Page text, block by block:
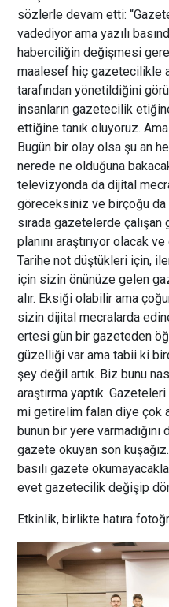
sözlerle devam etti:
vadediyor ama yazılı
haberciliğin değişmesi
maalesef hiç gazetecilikle
tarafından yönetildiğini
insanların gazetecilik
ettiğine tanık oluyoruz.
Bugün bir olay olsa şu an
nerede ne olduğuna
televizyonda da dijital
göreceksiniz ve birçoğu
sırada gazetelerde
planını araştırıyor olacak
Tarihe not düştükleri için,
için sizin önünüze gelen
alır. Eksiği olabilir ama
sizin dijital mecralarda
ertesi gün bir gazeteden
güzelliği var ama tabii ki
şey değil artık. Biz bunu
araştırma yaptık.
mi getirelim falan diye çok
bunun bir yere
gazete okuyan son
basılı gazete
evet gazetecilik değişip
Etkinlik, birlikte hatıra